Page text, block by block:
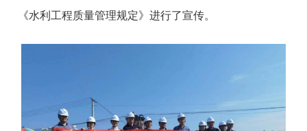
《水利工程质量管理规定》进行了宣传。